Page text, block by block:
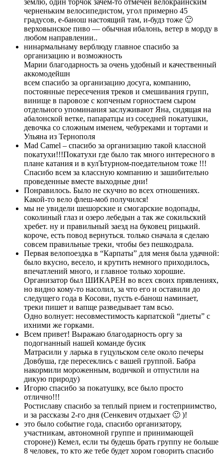
черненьким велосипедистом, угол примерно 45
градусов, е-банош настоящий там, и-будз тоже 🙂
верховынское пиво — обычная ибалонь, ветер в морду в
любом направлении..
нинармальнаму верблюду главное спасибо за
организацию и возможность
Марии благодарность за очень удобный и качественный
аккомодейшн
всем спасибо за организацию досуга, компанию,
постоянные пересечения треков и смешивания групп,
винище в паровозе с копченым горностаем сыром
отдельного упоминания заслуживают Яна, сидящая на
абалонской ветке, папаратцы из соседней покатушки,
девочка со сложным именем, чебуреками и тортами и
Ульяна из Тернополя
Mad Camel – спасибо за организацию такой классной
покатухи!!!Покатухи где было так много интересного в
плане катания и в кулЪтурном-поедательном тоже !!!
Спасибо всем за классную компанию и зашибительно
проведенные вместе выходные дни!
Понравилось. Было не скучно во всех отношениях.
Какой-то вело флеш-моб получился!
мы не увидели шешорские и смогарские водопады,
соколиный глаз и озеро лебедын а так же сокильский
хребет. ну и правильный заезд на буковец рицький.
короче, есть повод вернуться. только сначала я сделаю
совсем правильные треки, чтобы без пешкодрала.
Первая велопоездка в “Карпаты” для меня была удачной:
было вкусно, весело, и крутить немного приходилось,
впечатлений много, и главное только хорошие.
Организатор был ШИКАРЕН во всех своих прявлениях,
но видно кому-то насолил, за что его и оставили до
следущего года в Косови, пусть е-банош наминает,
треки пишет и вапще разведывает там всьо.
Одно волнует: несовместимость карпатской “диеты” с
ихними же горками.
Всем привет! Выражаю благодарность оргу за
подогнанный нашей команде бусик
Матрасили у ларька в гуцульском селе около печеры
Довбуша, где пересеклись с вашей группой. Бабра
накормили мороженным, водичкой и отпустили на
дикую природу)
Игорю спасибо за покатушку, все было просто
отлично!!!
Ростиславу спасибо за теплый прием и гостеприимство,
и за рассказы 2-го дня (Сенкевич отдыхает 🙂 )!
это было событие года, спасибо организатору,
участникам, автономной группе и принимающей
стороне)) Кемел, если ты будешь брать группу не больше
8 человек, то кто же тебе будет хором говорить спасибо